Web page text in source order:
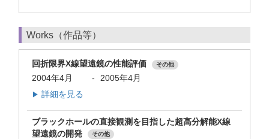
Works（作品等）
回折限界X線望遠鏡の性能評価 その他
2004年4月 - 2005年4月
▶ 詳細を見る
ブラックホールの直接観測を目指した超高分解能X線
望遠鏡の開発
その他